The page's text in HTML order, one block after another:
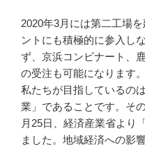
2020年3月には第二工場
ントにも積極的に参入し
ず、京浜コンビナート、
の受注も可能になります。
私たちが目指しているの
業」であることです。そ
月25日、経済産業省より
ました。地域経済への影